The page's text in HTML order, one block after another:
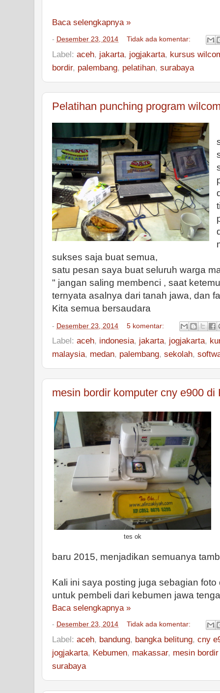
Baca selengkapnya »
- Desember 23, 2014 Tidak ada komentar:
Label: aceh, jakarta, jogjakarta, kursus
bordir, palembang, pelatihan, surabaya
Pelatihan punching program
sukses saja buat semua,
satu pesan saya buat seluruh warga
" jangan saling membenci , saat
ternyata asalnya dari tanah jawa, dan
Kita semua bersaudara
- Desember 23, 2014 5 komentar:
Label: aceh, indonesia, jakarta, jogjakarta,
malaysia, medan, palembang, sekolah,
mesin bordir komputer cny e900
tes ok
baru 2015, menjadikan semuanya
Kali ini saya posting juga sebagian
untuk pembeli dari kebumen jawa
Baca selengkapnya »
- Desember 23, 2014 Tidak ada komentar:
Label: aceh, bandung, bangka belitung, cny
jogjakarta, Kebumen, makassar, mesin
surabaya